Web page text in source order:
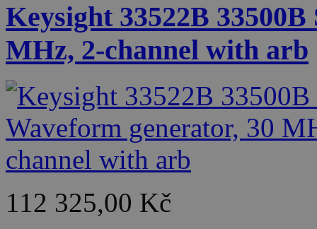
Keysight 33522B
MHz, 2-channel with arb
112 325,00 Kč